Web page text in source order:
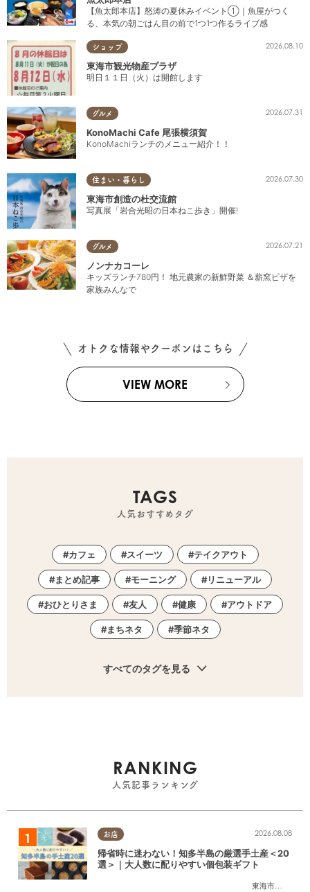
【魚太郎本店】怒涛の夏休みイベント①｜魚屋がつく
る、本気の朝ごはん目の前で1つ1つ作るライブ感
ショップ 2026.08.10
東海市観光物産プラザ
明日１１日（火）は開館します
グルメ 2026.07.31
KonoMachi Cafe 尾張横須賀
KonoMachiランチのメニュー紹介！！
住まい・暮らし 2026.07.30
東海市創造の杜交流館
写真展「岩合光昭の日本ねこ歩き」開催!
グルメ 2026.07.21
ノンナカコーレ
キッズランチ780円！ 地元農家の新鮮野菜 ＆薪窯ピザを
家族みんなで
オトクな情報やクーポンはこちら
VIEW MORE
TAGS
人気おすすめタグ
カフェ スイーツ テイクアウト
まとめ記事 モーニング リニューアル
おひとりさま 友人 健康 アウトドア
まちネタ 季節ネタ
すべてのタグを見る
RANKING
人気記事ランキング
お店
東海市
,大府市
2026.08.08
帰省時に迷わない！知多半島の厳選手土産＜20
選＞｜大人数に配りやすい個包装ギフト